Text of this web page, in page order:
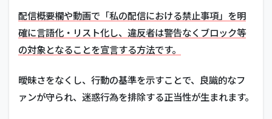
配信概要欄や動画で「私の配信における禁止事項」を明
確に言語化・リスト化し、違反者は警告なくブロック等
の対象となることを宣言する方法です。
曖昧さをなくし、行動の基準を示すことで、良識的なフ
ァンが守られ、迷惑行為を排除する正当性が生まれます。